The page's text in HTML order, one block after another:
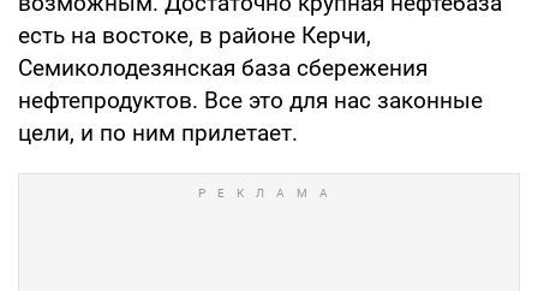
есть на востоке, в районе Керчи,
Семиколодезянская база сбережения
нефтепродуктов. Все это для нас законные
цели, и по ним прилетает.